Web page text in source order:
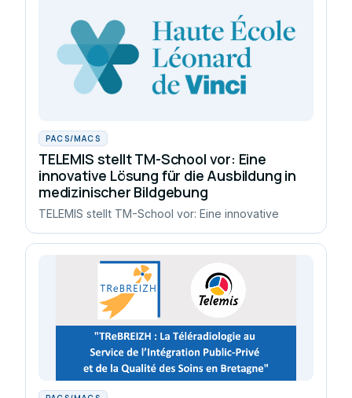
PACS/MACS
TELEMIS stellt TM-School vor: Eine
innovative Lösung für die Ausbildung in
medizinischer Bildgebung
TELEMIS stellt TM-School vor: Eine innovative